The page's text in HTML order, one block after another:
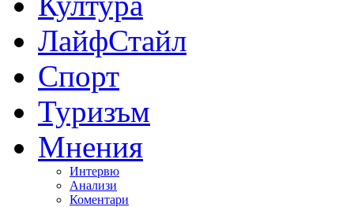
ЛайфСтайл
Спорт
Туризъм
Мнения
Интервю
Анализи
Коментари